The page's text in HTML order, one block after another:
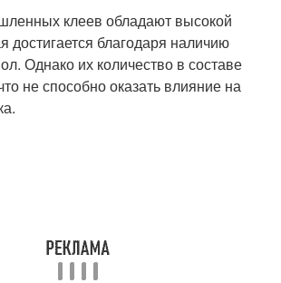
клеев обладают высокой
достигается благодаря наличию
Однако их количество в составе
не способно оказать влияние на